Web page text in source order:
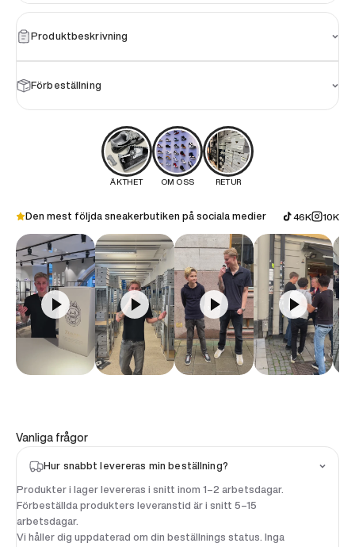
Produktbeskrivning
Förbeställning
ÄKTHET OM OSS RETUR
Den mest följda sneakerbutiken på sociala medier 46K 10K
Vanliga frågor
Hur snabbt levereras min beställning?
Produkter i lager levereras i snitt inom 1–2 arbetsdagar.
Förbeställda produkters leveranstid är i snitt 5–15
arbetsdagar.
Vi håller dig uppdaterad om din beställnings status. Inga